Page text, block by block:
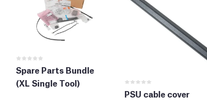
Spare Parts Bundle
(XL Single Tool)
PSU cable cover